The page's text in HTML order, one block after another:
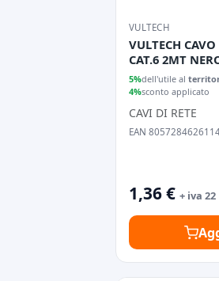
VULTECH
VULTECH
CAT.6 2MT
5%dell'utile al
4%sconto applicato
CAVI DI RETE
EAN
1,36 € + iva 22